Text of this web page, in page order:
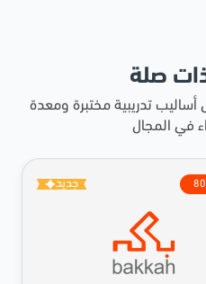
صلة
أساليب تدريبية مختبرة ومعدة
في المجال
جديد